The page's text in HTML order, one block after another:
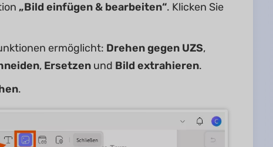
„Bild einfügen & bearbeiten“. Klicken Sie
ermöglicht: Drehen gegen UZS,
, Ersetzenund Bild extrahieren.
.